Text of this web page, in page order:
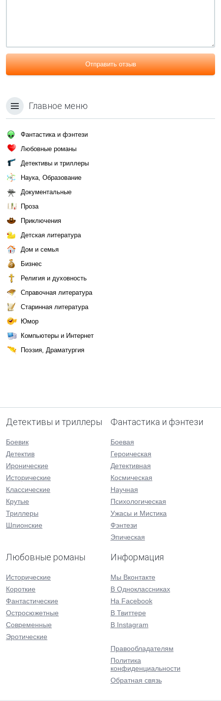
Отправить отзыв
Главное меню
Фантастика и фэнтези
Любовные романы
Детективы и триллеры
Наука, Образование
Документальные
Проза
Приключения
Детская литература
Дом и семья
Бизнес
Религия и духовность
Справочная литература
Старинная литература
Юмор
Компьютеры и Интернет
Поэзия, Драматургия
Детективы и триллеры
Боевик
Детектив
Иронические
Исторические
Классические
Крутые
Триллеры
Шпионские
Фантастика и фэнтези
Боевая
Героическая
Детективная
Космическая
Научная
Психологическая
Ужасы и Мистика
Фэнтези
Эпическая
Любовные романы
Исторические
Короткие
Фантастические
Остросюжетные
Современные
Эротические
Информация
Мы Вконтакте
В Одноклассниках
На Facebook
В Твиттере
В Instagram
Правообладателям
Политика
конфиденциальности
Обратная связь